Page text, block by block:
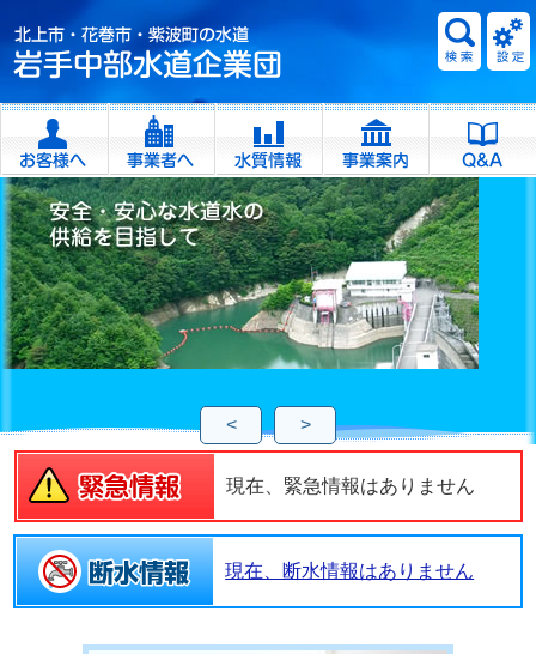
< >
現在、緊急情報はありません
現在、断水情報はありません